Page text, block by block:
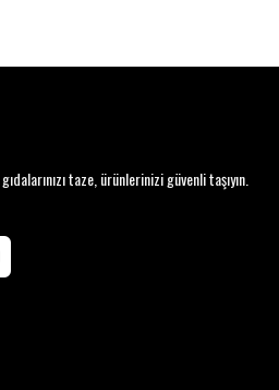
taze, ürünlerinizi güvenli taşıyın.